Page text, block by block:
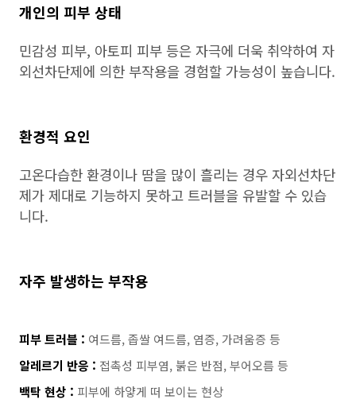
개인의 피부 상태
민감성 피부, 아토피 피부 등은 자극에 더욱 취약하여 자
외선차단제에 의한 부작용을 경험할 가능성이 높습니다.
환경적 요인
고온다습한 환경이나 땀을 많이 흘리는 경우 자외선차단
제가 제대로 기능하지 못하고 트러블을 유발할 수 있습
니다.
자주 발생하는 부작용
피부 트러블 : 여드름, 좁쌀 여드름, 염증, 가려움증 등
알레르기 반응 : 접촉성 피부염, 붉은 반점, 부어오름 등
백탁 현상 : 피부에 하얗게 떠 보이는 현상